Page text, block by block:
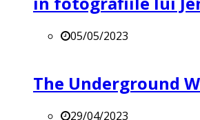
05/05/2023
The Underground
29/04/2023